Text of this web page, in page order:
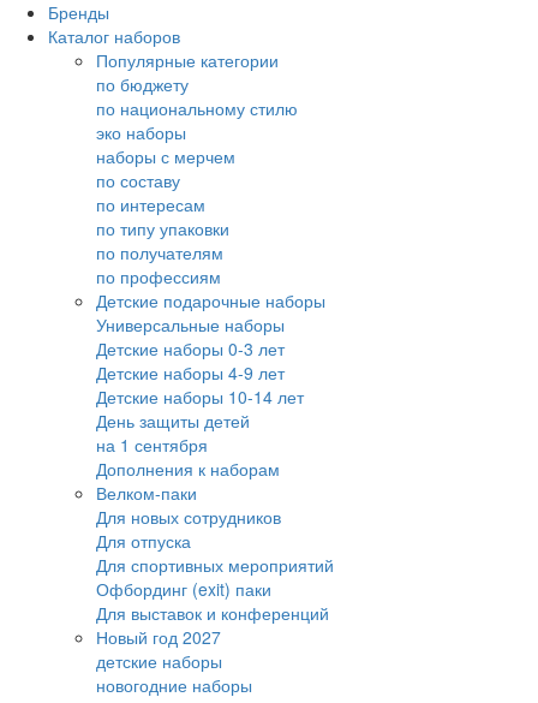
Бренды
Каталог наборов
Популярные категории
по бюджету
по национальному стилю
эко наборы
наборы с мерчем
по составу
по интересам
по типу упаковки
по получателям
по профессиям
Детские подарочные наборы
Универсальные наборы
Детские наборы 0-3 лет
Детские наборы 4-9 лет
Детские наборы 10-14 лет
День защиты детей
на 1 сентября
Дополнения к наборам
Велком-паки
Для новых сотрудников
Для отпуска
Для спортивных мероприятий
Офбординг (exit) паки
Для выставок и конференций
Новый год 2027
детские наборы
новогодние наборы